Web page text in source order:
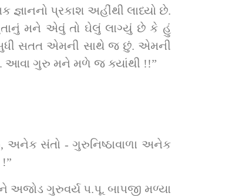
મને એવું તો ઘેલું લાગ્યું છે કે હું
સતત એમની સાથે જ છું. એમની
આવા ગુરુ મને મળે જ ક્યાંથી !!”
અનેક સંતો - ગુરુનિષ્ઠાવાળા અનેક
અજોડ ગુરુવર્ય પ.પૂ. બાપજી મળ્યા